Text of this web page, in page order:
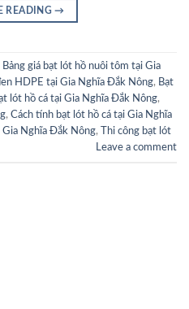
READING→
Bảng giá bạt lót hồ nuôi tôm tại Gia
HDPE tại Gia Nghĩa Đắk Nông, Bạt
lót hồ cá tại Gia Nghĩa Đắk Nông,
, Cách tính bạt lót hồ cá tại Gia Nghĩa
Nghĩa Đắk Nông,
Thi công bạt lót
Leave a comment